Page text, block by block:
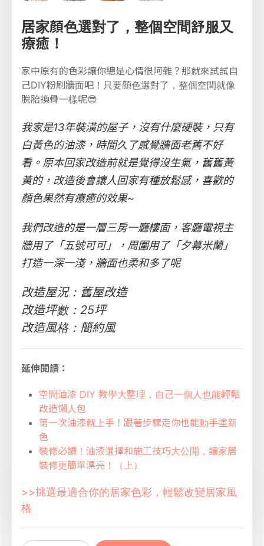
居家顏色選對了，整個空間舒服又
療癒！
家中原有的色彩讓你總是心情很阿雜？那就來試試自
己DIY粉刷牆面吧！只要顏色選對了，整個空間就像
脫胎換骨一樣呢😎
我家是13年裝潢的屋子，沒有什麼硬裝，只有
白黃色的油漆，時間久了感覺牆面老舊不好
看。原本回家改造前就是覺得沒生氣，舊舊黃
黃的，改造後會讓人回家有種放鬆感，喜歡的
顏色果然有療癒的效果~
我們改造的是一層三房一廳樓面，客廳電視主
牆用了「五號可可」，周圍用了「夕幕米蘭」
打造一深一淺，牆面也柔和多了呢
改造屋況：舊屋改造
改造坪數：25坪
改造風格：簡約風
延伸閱讀：
空間油漆 DIY 教學大整理，自己一個人也能輕鬆
改造懶人包
第一次油漆就上手！跟著步驟走你也能動手塗新
色
裝修必讀！油漆選擇和施工技巧大公開，讓家居
裝修更簡單漂亮！（上）
>>挑選最適合你的居家色彩，輕鬆改變居家風
格